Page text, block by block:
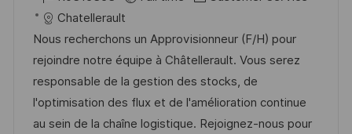
c
a
t
i
o
n
t
e
d
D
a
o
b
I
d
t
e
g
o
Chatellerault
Nous recherchons un Approvisionneur (F/H) pour
rejoindre notre équipe à Châtellerault. Vous serez
responsable de la gestion des stocks, de
l'optimisation des flux et de l'amélioration continue
au sein de la chaîne logistique. Rejoignez-nous pour